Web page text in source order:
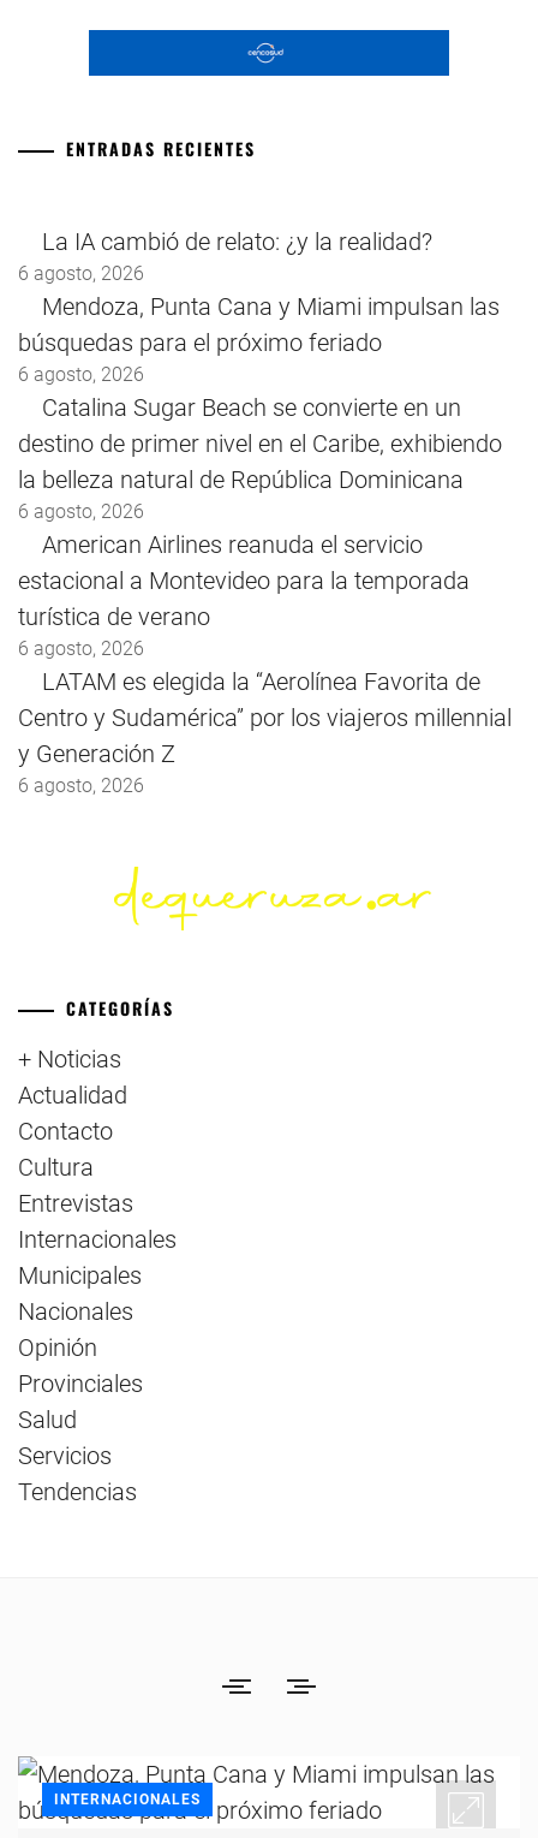
ENTRADAS RECIENTES
La IA cambió de relato: ¿y la realidad?
6 agosto, 2026
Mendoza, Punta Cana y Miami impulsan las
búsquedas para el próximo feriado
6 agosto, 2026
Catalina Sugar Beach se convierte en un
destino de primer nivel en el Caribe, exhibiendo
la belleza natural de República Dominicana
6 agosto, 2026
American Airlines reanuda el servicio
estacional a Montevideo para la temporada
turística de verano
6 agosto, 2026
LATAM es elegida la “Aerolínea Favorita de
Centro y Sudamérica” por los viajeros millennial
y Generación Z
6 agosto, 2026
CATEGORÍAS
+ Noticias
Actualidad
Contacto
Cultura
Entrevistas
Internacionales
Municipales
Nacionales
Opinión
Provinciales
Salud
Servicios
Tendencias
INTERNACIONALES